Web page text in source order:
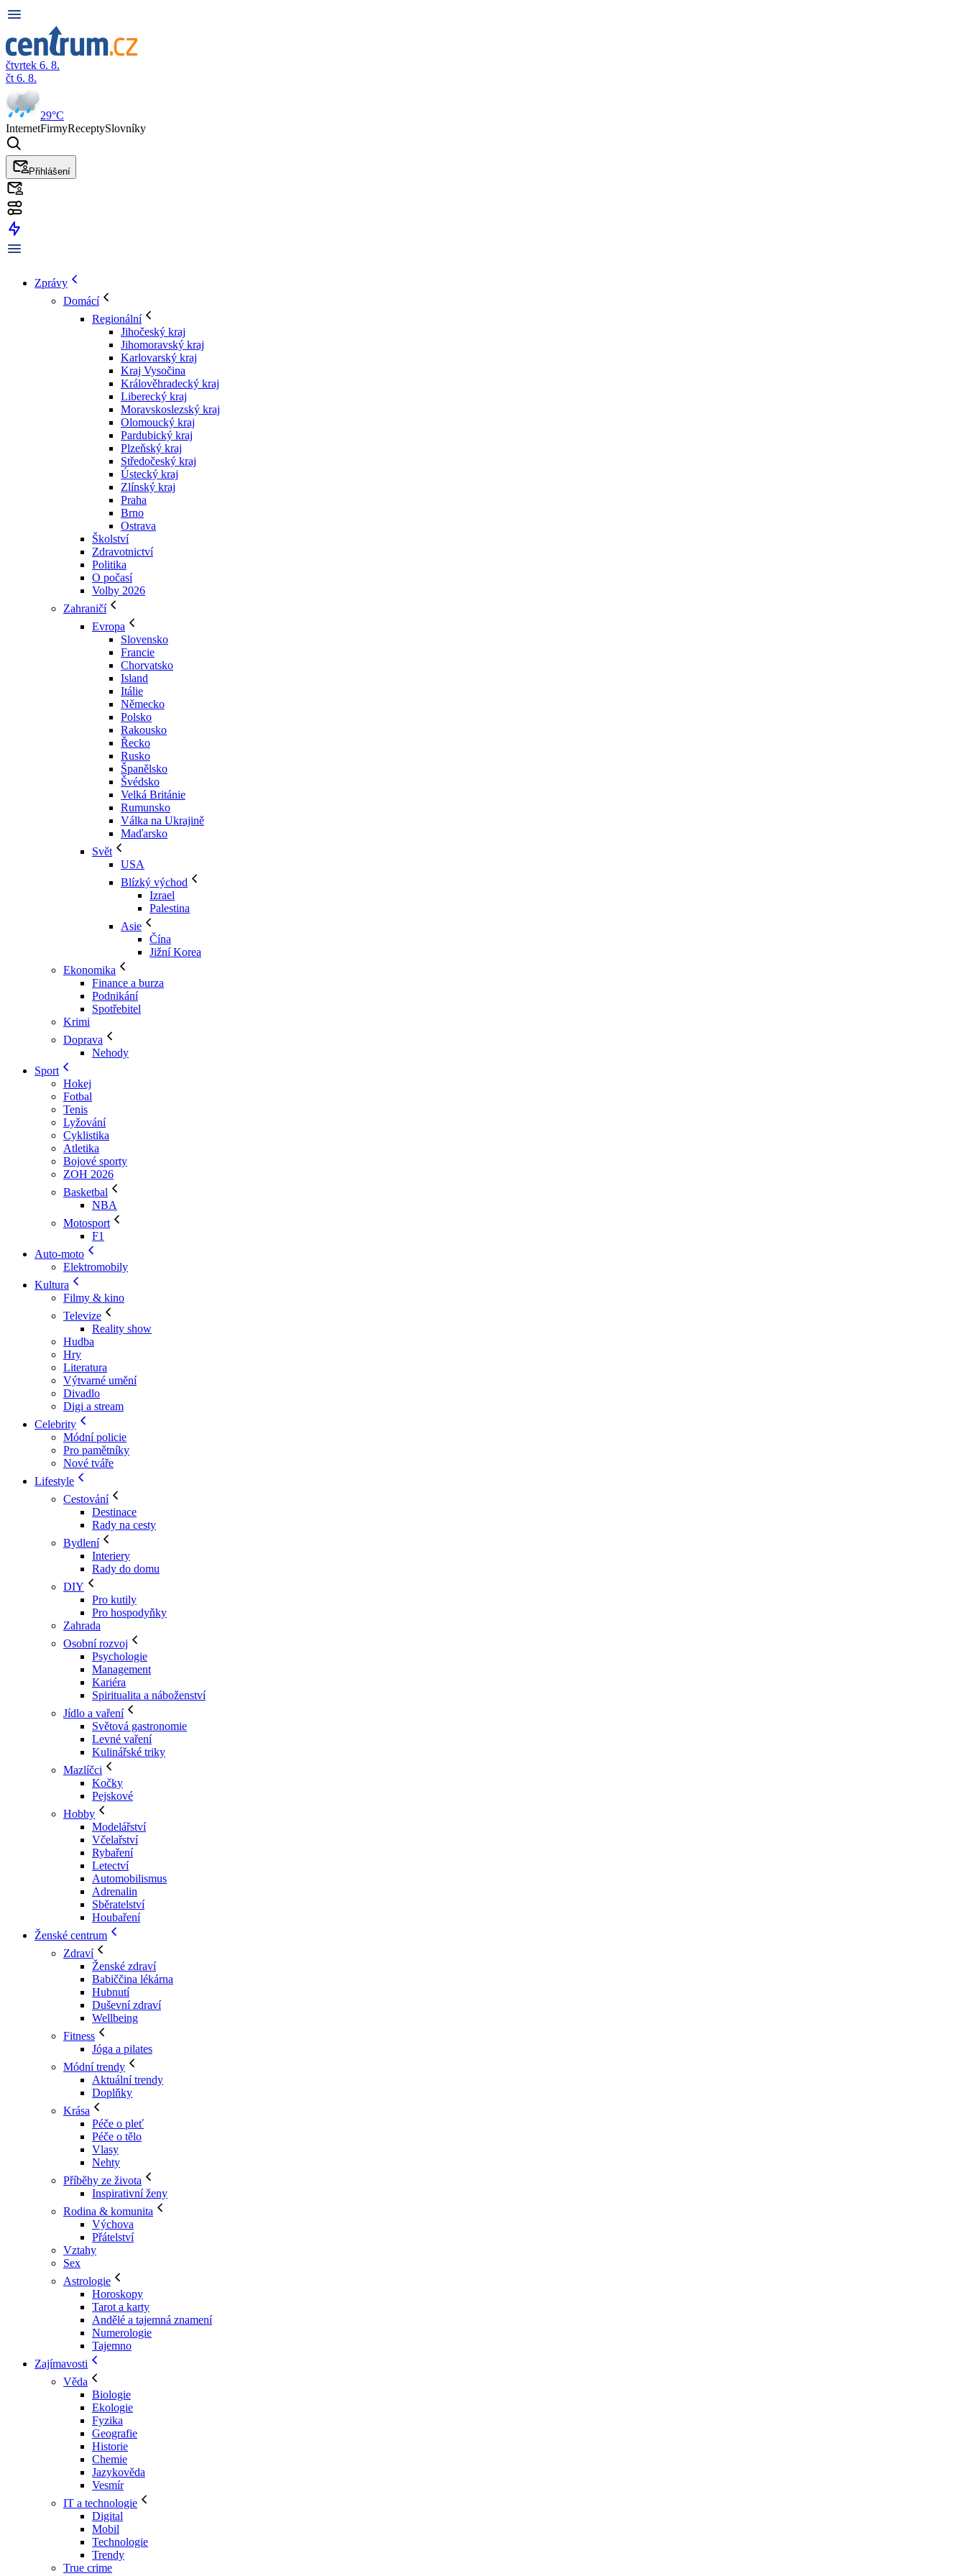
čtvrtek 6. 8.
čt 6. 8.
29°C
InternetFirmyReceptySlovníky
Přihlášení
Zprávy
Domácí
Regionální
Jihočeský kraj
Jihomoravský kraj
Karlovarský kraj
Kraj Vysočina
Králověhradecký kraj
Liberecký kraj
Moravskoslezský kraj
Olomoucký kraj
Pardubický kraj
Plzeňský kraj
Středočeský kraj
Ústecký kraj
Zlínský kraj
Praha
Brno
Ostrava
Školství
Zdravotnictví
Politika
O počasí
Volby 2026
Zahraničí
Evropa
Slovensko
Francie
Chorvatsko
Island
Itálie
Německo
Polsko
Rakousko
Řecko
Rusko
Španělsko
Švédsko
Velká Británie
Rumunsko
Válka na Ukrajině
Maďarsko
Svět
USA
Blízký východ
Izrael
Palestina
Asie
Čína
Jižní Korea
Ekonomika
Finance a burza
Podnikání
Spotřebitel
Krimi
Doprava
Nehody
Sport
Hokej
Fotbal
Tenis
Lyžování
Cyklistika
Atletika
Bojové sporty
ZOH 2026
Basketbal
NBA
Motosport
F1
Auto-moto
Elektromobily
Kultura
Filmy & kino
Televize
Reality show
Hudba
Hry
Literatura
Výtvarné umění
Divadlo
Digi a stream
Celebrity
Módní policie
Pro pamětníky
Nové tváře
Lifestyle
Cestování
Destinace
Rady na cesty
Bydlení
Interiery
Rady do domu
DIY
Pro kutily
Pro hospodyňky
Zahrada
Osobní rozvoj
Psychologie
Management
Kariéra
Spiritualita a náboženství
Jídlo a vaření
Světová gastronomie
Levné vaření
Kulinářské triky
Mazlíčci
Kočky
Pejskové
Hobby
Modelářství
Včelařství
Rybaření
Letectví
Automobilismus
Adrenalin
Sběratelství
Houbaření
Ženské centrum
Zdraví
Ženské zdraví
Babiččina lékárna
Hubnutí
Duševní zdraví
Wellbeing
Fitness
Jóga a pilates
Módní trendy
Aktuální trendy
Doplňky
Krása
Péče o pleť
Péče o tělo
Vlasy
Nehty
Příběhy ze života
Inspirativní ženy
Rodina & komunita
Výchova
Přátelství
Vztahy
Sex
Astrologie
Horoskopy
Tarot a karty
Andělé a tajemná znamení
Numerologie
Tajemno
Zajímavosti
Věda
Biologie
Ekologie
Fyzika
Geografie
Historie
Chemie
Jazykověda
Vesmír
IT a technologie
Digital
Mobil
Technologie
Trendy
True crime